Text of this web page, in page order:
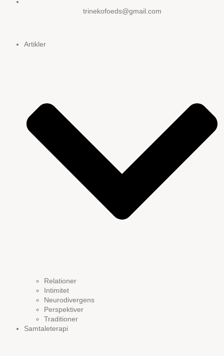
trinekofoeds@gmail.com
Artikler
Relationer
Intimitet
Neurodivergens
Perspektiver
Traditioner
Samtaleterapi